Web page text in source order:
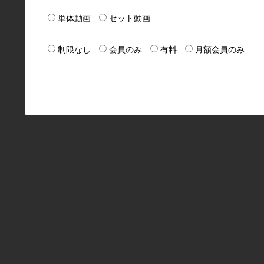
単体動画 セット動画
制限なし 会員のみ 有料 月額会員のみ